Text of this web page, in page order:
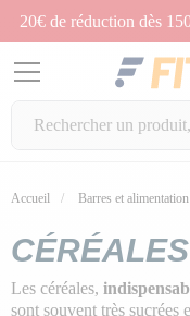
20€ de réduction dès
Accueil Barres et alimentation
Les céréales,
sont souvent très sucrées